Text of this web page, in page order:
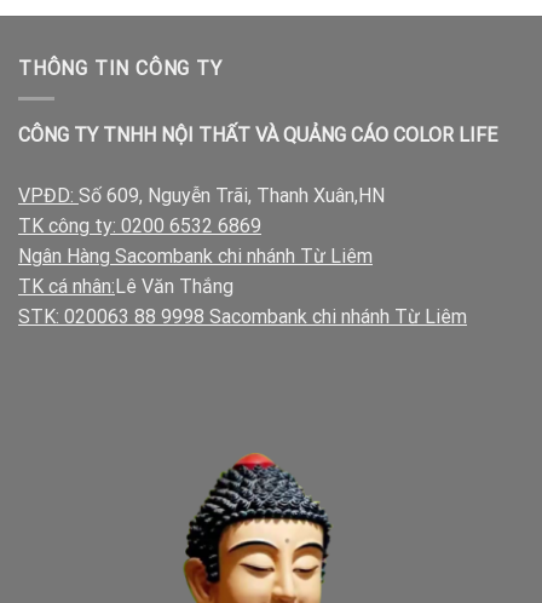
THÔNG TIN CÔNG TY
CÔNG TY TNHH NỘI THẤT VÀ QUẢNG CÁO COLOR LIFE
VPĐD: Số 609, Nguyễn Trãi, Thanh Xuân,HN
TK công ty: 0200 6532 6869
Ngân Hàng Sacombank chi nhánh Từ Liêm
TK cá nhân:Lê Văn Thắng
STK: 020063 88 9998 Sacombank chi nhánh Từ Liêm